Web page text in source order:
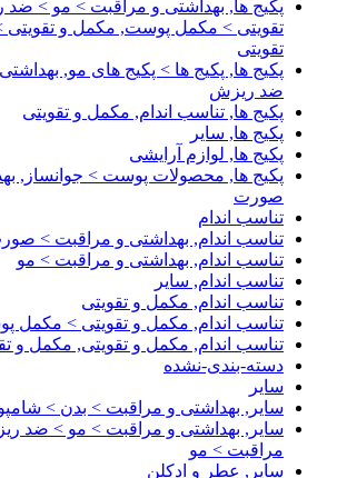
پکیج ها, بهداشتی و مراقبت > مو >
تقویتی > مکمل پوست, مکمل و
تقویتی
پکیج ها, پکیج ها > پکیج های مو,
ضد ریزش
پکیج ها, تناسب اندام, مکمل و تقویتی
پکیج ها, سایر
پکیج ها, لوازم آرایشی
پکیج ها, محصولات پوست > جوانساز,
صورت
تناسب اندام
تناسب اندام, بهداشتی و مراقبت >
تناسب اندام, بهداشتی و مراقبت > مو
تناسب اندام, سایر
تناسب اندام, مکمل و تقویتی
تناسب اندام, مکمل و تقویتی > مکمل
تناسب اندام, مکمل و تقویتی, مکمل و
دسته-بندی-نشده
سایر
سایر, بهداشتی و مراقبت > بدن >
سایر, بهداشتی و مراقبت > مو > ضد
مراقبت > مو
سایر, عطر و ادکلن